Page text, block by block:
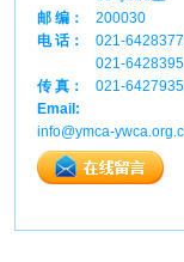
邮 编：
200030
电 话：
021-
021-
传 真：
021-
Email:
info@ymca-